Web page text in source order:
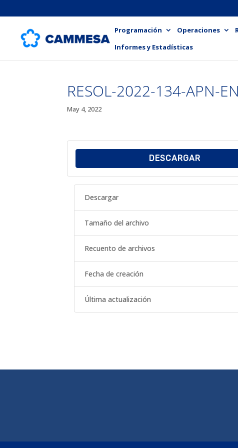
Programación Operaciones
Informes y Estadísticas
RESOL-2022-134-APN-
May 4, 2022
DESCARGAR
Descargar
Tamaño del archivo
Recuento de archivos
Fecha de creación
Última actualización